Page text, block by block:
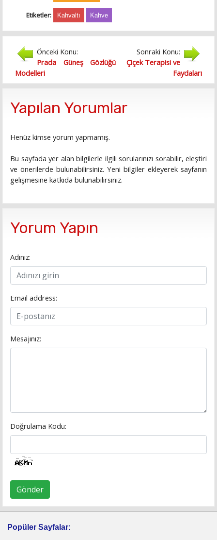
Etiketler: Kahvaltı Kahve
Önceki Konu:
Prada Güneş Gözlüğü
Modelleri
Sonraki Konu:
Çiçek Terapisi ve
Faydaları
Yapılan Yorumlar
Henüz kimse yorum yapmamış.
Bu sayfada yer alan bilgilerle ilgili sorularınızı sorabilir, eleştiri
ve önerilerde bulunabilirsiniz. Yeni bilgiler ekleyerek sayfanın
gelişmesine katkıda bulunabilirsiniz.
Yorum Yapın
Adınız:
Email address:
Mesajınız:
Doğrulama Kodu:
Gönder
Popüler Sayfalar: